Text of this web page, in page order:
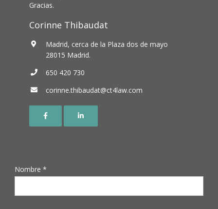
Gracias.
Corinne Thibaudat
Madrid, cerca de la Plaza dos de mayo
28015 Madrid.
650 420 730
corinne.thibaudat@ct4law.com
Nombre *